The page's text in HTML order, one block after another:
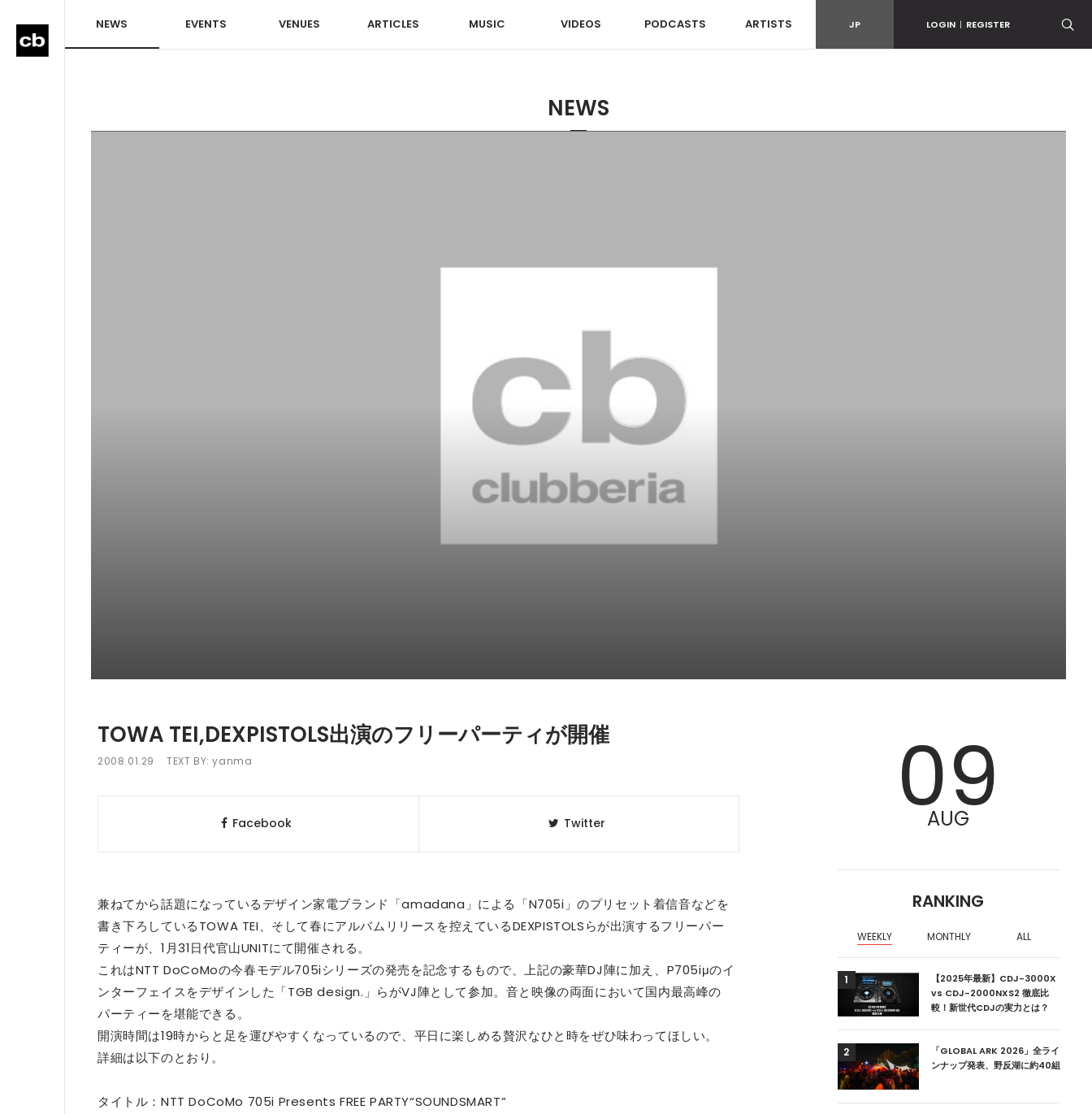
NEWS EVENTS VENUES ARTICLES MUSIC VIDEOS PODCASTS ARTISTS JP LOGIN | REGISTER
NEWS
TOWA TEI,DEXPISTOLS出演のフリーパーティが開催
2008.01.29 TEXT BY:yanma
Facebook Twitter
兼ねてから話題になっているデザイン家電ブランド「amadana」による「N705i」のプリセット着信音などを
書き下ろしているTOWA TEI、そして春にアルバムリリースを控えているDEXPISTOLSらが出演するフリーパー
ティーが、1月31日代官山UNITにて開催される。
これはNTT DoCoMoの今春モデル705iシリーズの発売を記念するもので、上記の豪華DJ陣に加え、P705iμのイ
ンターフェイスをデザインした「TGB design.」らがVJ陣として参加。音と映像の両面において国内最高峰の
パーティーを堪能できる。
開演時間は19時からと足を運びやすくなっているので、平日に楽しめる贅沢なひと時をぜひ味わってほしい。
詳細は以下のとおり。
タイトル：NTT DoCoMo 705i Presents FREE PARTY“SOUNDSMART”
09
AUG
RANKING
WEEKLY MONTHLY ALL
クラベリア編集部が選ぶ、渋谷
のおすすめクラブ10選【2024
1
【2025年最新】CDJ-3000X
vs CDJ-2000NXS2 徹底比
較！新世代CDJの実力とは？
2
「GLOBAL ARK 2026」全ライ
ンナップ発表、野反湖に約40組